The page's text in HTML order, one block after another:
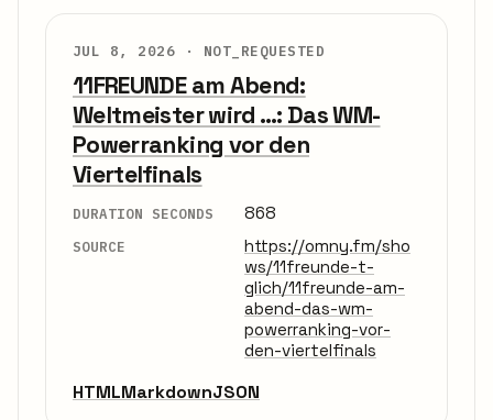
JUL 8, 2026 · NOT_REQUESTED
11FREUNDE am Abend:
Weltmeister wird …: Das WM-
Powerranking vor den
Viertelfinals
DURATION SECONDS 868
SOURCE
https://omny.fm/sho
ws/11freunde-t-
glich/11freunde-am-
abend-das-wm-
powerranking-vor-
den-viertelfinals
HTMLMarkdownJSON